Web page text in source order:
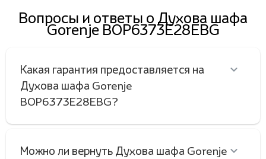
Вопросы и ответы о Духова шафа
Gorenje BOP6373E28EBG
Какая гарантия предоставляется на
Духова шафа Gorenje
BOP6373E28EBG?
Можно ли вернуть Духова шафа Gorenje